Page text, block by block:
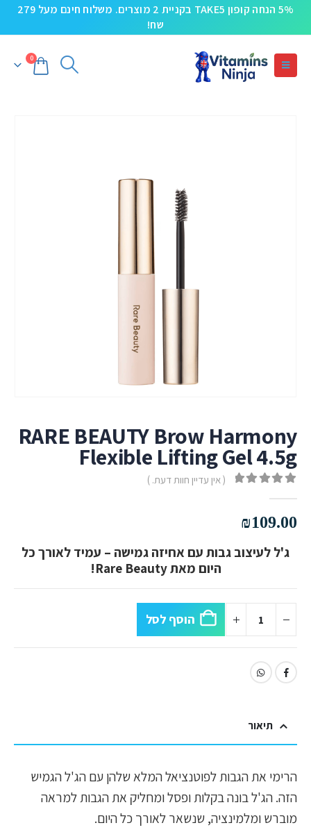
5% הנחה קופון TAKE5 בקניית 2 מוצרים. משלוח חינם מעל 279
שח!
0
RARE BEAUTY Brow Harmony
Flexible Lifting Gel 4.5g
( אין עדיין חוות דעת. )
₪109.00
ג'ל לעיצוב גבות עם אחיזה גמישה – עמיד לאורך כל
היום מאת Rare Beauty!
הוסף לסל
תיאור
הרימי את הגבות לפוטנציאל המלא שלהן עם הג'ל הגמיש
הזה. הג'ל בונה בקלות ופסל ומחליק את הגבות למראה
מוברש ומלמינציה, שנשאר לאורך כל היום.